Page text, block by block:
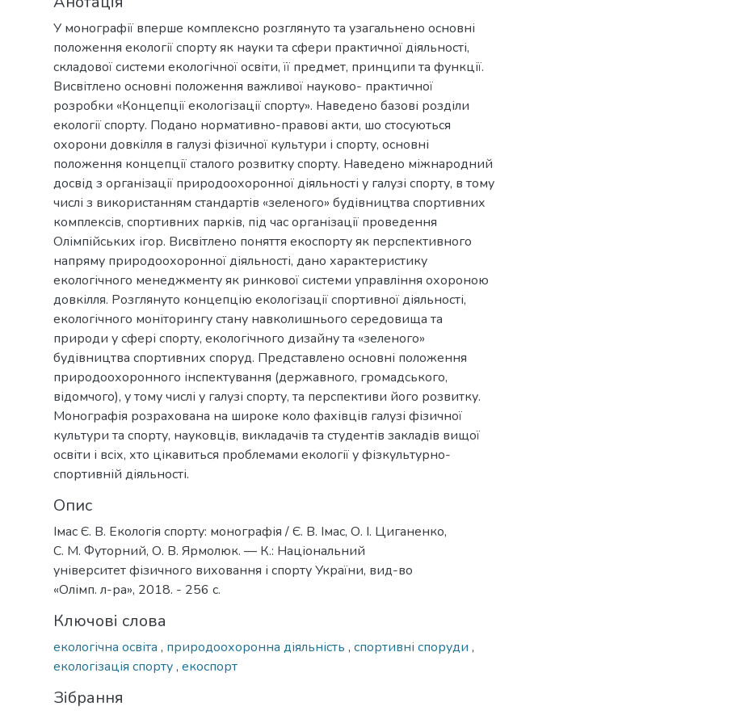
У монографії вперше комплексно розглянуто та узагальнено основні
положення екології спорту як науки та сфери практичної діяльності,
складової системи екологічної освіти, її предмет, принципи та функції.
Висвітлено основні положення важливої науково- практичної
розробки «Концепції екологізації спорту». Наведено базові розділи
екології спорту. Подано нормативно-правові акти, шо стосуються
охорони довкілля в галузі фізичної культури і спорту, основні
положення концепції сталого розвитку спорту. Наведено міжнародний
досвід з організації природоохоронної діяльності у галузі спорту, в тому
числі з використанням стандартів «зеленого» будівництва спортивних
комплексів, спортивних парків, під час організації проведення
Олімпійських ігор. Висвітлено поняття екоспорту як перспективного
напряму природоохоронної діяльності, дано характеристику
екологічного менеджменту як ринкової системи управління охороною
довкілля. Розглянуто концепцію екологізації спортивної діяльності,
екологічного моніторингу стану навколишнього середовища та
природи у сфері спорту, екологічного дизайну та «зеленого»
будівництва спортивних споруд. Представлено основні положення
природоохоронного інспектування (державного, громадського,
відомчого), у тому числі у галузі спорту, та перспективи його розвитку.
Монографія розрахована на широке коло фахівців галузі фізичної
культури та спорту, науковців, викладачів та студентів закладів вищої
освіти і всіх, хто цікавиться проблемами екології у фізкультурно-
спортивній діяльності.
Опис
Імас Є. В. Екологія спорту: монографія / Є. В. Імас, О. І. Циганенко,
С. М. Футорний, О. В. Ярмолюк. — К.: Національний
університет фізичного виховання і спорту України, вид-во
«Олімп. л-ра», 2018. - 256 с.
Ключові слова
екологічна освіта , природоохоронна діяльність , спортивні споруди ,
екологізація спорту, екоспорт
Зібрання